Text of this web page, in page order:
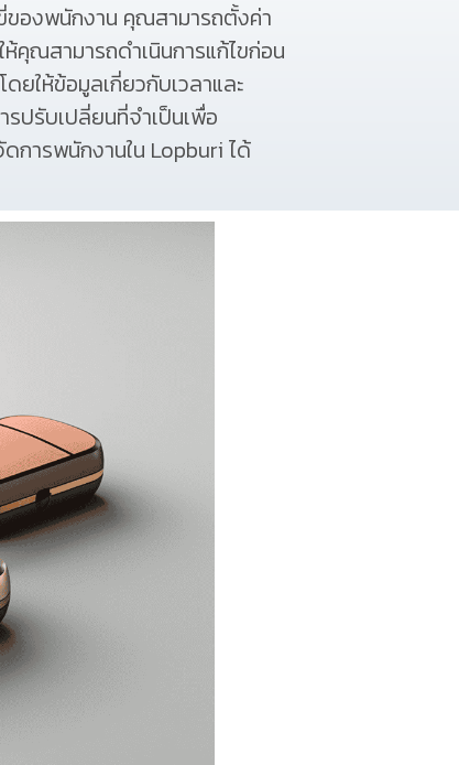
องพนักงาน คุณสามารถตั้งค่า
คุณสามารถดำเนินการแก้ไขก่อน
ให้ข้อมูลเกี่ยวกับเวลาและ
ปรับเปลี่ยนที่จำเป็นเพื่อ
การพนักงานใน Lopburi ได้